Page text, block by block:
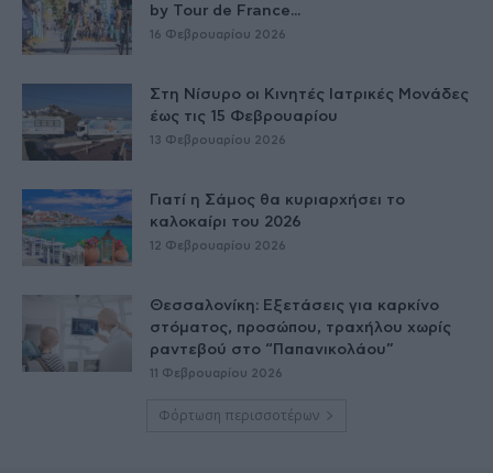
by Tour de France...
16 Φεβρουαρίου 2026
Στη Νίσυρο οι Κινητές Ιατρικές Μονάδες
έως τις 15 Φεβρουαρίου
13 Φεβρουαρίου 2026
Γιατί η Σάμος θα κυριαρχήσει το
καλοκαίρι του 2026
12 Φεβρουαρίου 2026
Θεσσαλονίκη: Εξετάσεις για καρκίνο
στόματος, προσώπου, τραχήλου χωρίς
ραντεβού στο “Παπανικολάου”
11 Φεβρουαρίου 2026
Φόρτωση περισσοτέρων